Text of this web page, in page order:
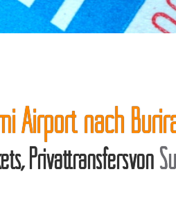
Airport nach
Privattransfersvon